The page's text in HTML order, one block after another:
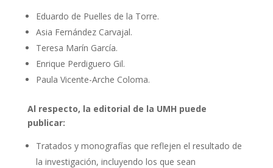
Eduardo de Puelles de la Torre.
Asia Fernández Carvajal.
Teresa Marín García.
Enrique Perdiguero Gil.
Paula Vicente-Arche Coloma.
Al respecto, la editorial de la UMH puede
publicar:
Tratados y monografías que reflejen el resultado de
la investigación, incluyendo los que sean